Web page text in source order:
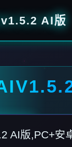
AI版
AI版,PC+安